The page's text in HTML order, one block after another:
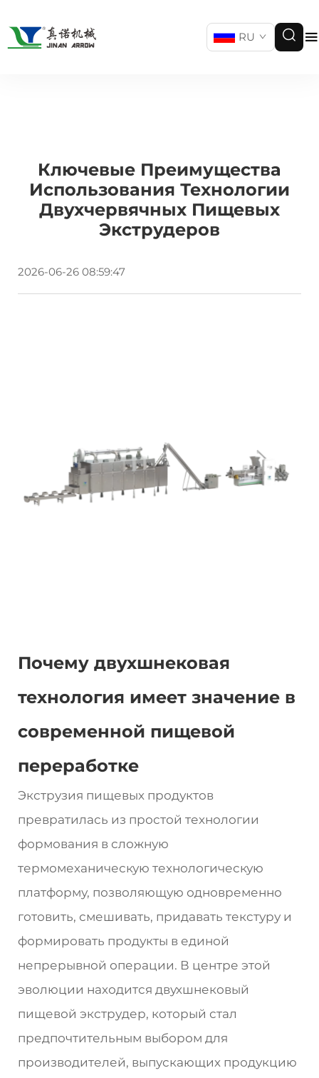
RU
Ключевые Преимущества
Использования Технологии
Двухчервячных Пищевых
Экструдеров
2026-06-26 08:59:47
Почему двухшнековая
технология имеет значение в
современной пищевой
переработке
Экструзия пищевых продуктов
превратилась из простой технологии
формования в сложную
термомеханическую технологическую
платформу, позволяющую одновременно
готовить, смешивать, придавать текстуру и
формировать продукты в единой
непрерывной операции. В центре этой
эволюции находится двухшнековый
пищевой экструдер, который стал
предпочтительным выбором для
производителей, выпускающих продукцию